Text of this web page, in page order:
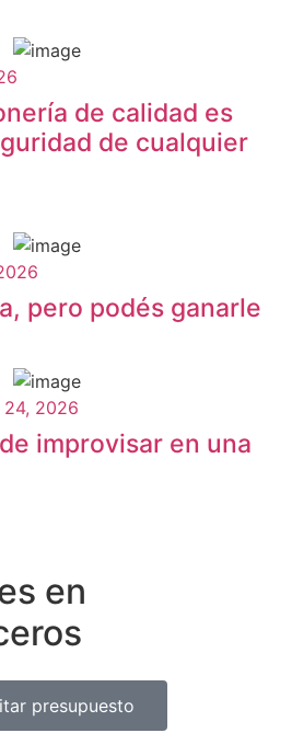
de calidad es
de cualquier
pero podés ganarle
2026
improvisar en una
en
presupuesto